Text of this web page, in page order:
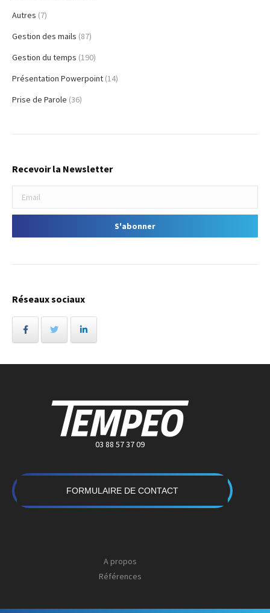
Autres (7)
Gestion des mails (87)
Gestion du temps (190)
Présentation Powerpoint (14)
Prise de Parole (36)
Recevoir la Newsletter
Réseaux sociaux
03 88 57 37 09
FORMULAIRE DE CONTACT
A propos
Références